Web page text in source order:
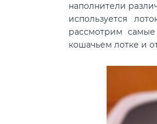
наполнители
используется
рассмотрим
кошачьем лотке и